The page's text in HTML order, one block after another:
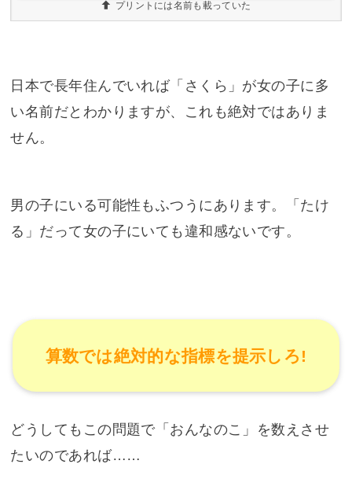
プリントには名前も載っていた
日本で長年住んでいれば「さくら」が女の子に多
い名前だとわかりますが、これも絶対ではありま
せん。
男の子にいる可能性もふつうにあります。「たけ
る」だって女の子にいても違和感ないです。
算数では絶対的な指標を提示しろ!
どうしてもこの問題で「おんなのこ」を数えさせ
たいのであれば……